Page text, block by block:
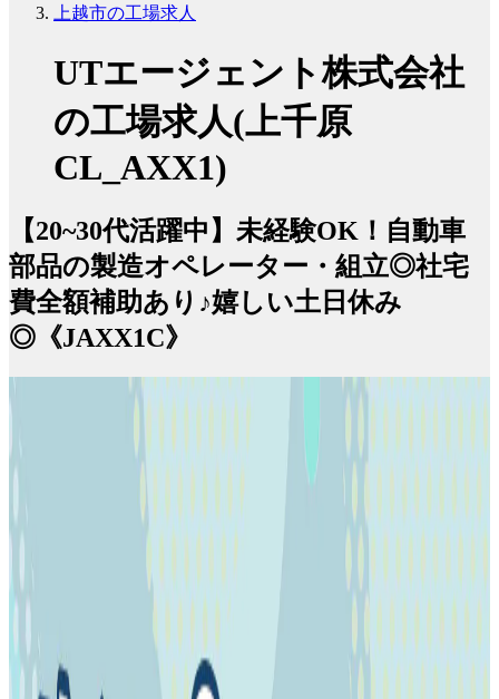
上越市の工場求人
UTエージェント株式会社
の工場求人(上千原
CL_AXX1)
【20~30代活躍中】未経験OK！自動車
部品の製造オペレーター・組立◎社宅
費全額補助あり♪嬉しい土日休み
◎《JAXX1C》